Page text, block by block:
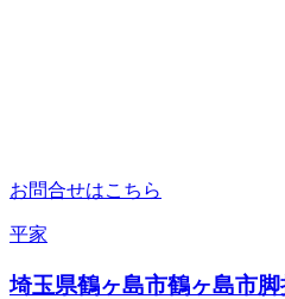
お問合せはこちら
平家
埼玉県鶴ヶ島市鶴ヶ島市